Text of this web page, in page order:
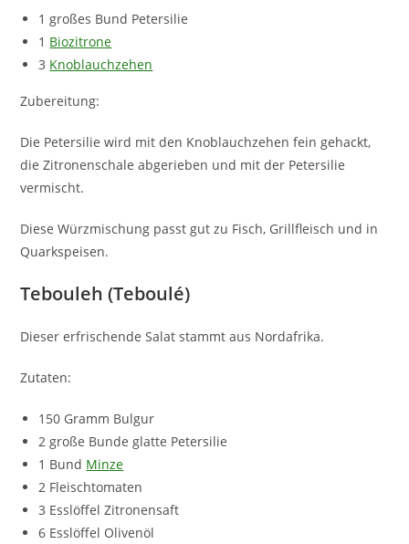
1 großes Bund Petersilie
1 Biozitrone
3 Knoblauchzehen
Zubereitung:
Die Petersilie wird mit den Knoblauchzehen fein gehackt,
die Zitronenschale abgerieben und mit der Petersilie
vermischt.
Diese Würzmischung passt gut zu Fisch, Grillfleisch und in
Quarkspeisen.
Tebouleh (Teboulé)
Dieser erfrischende Salat stammt aus Nordafrika.
Zutaten:
150 Gramm Bulgur
2 große Bunde glatte Petersilie
1 Bund Minze
2 Fleischtomaten
3 Esslöffel Zitronensaft
6 Esslöffel Olivenöl